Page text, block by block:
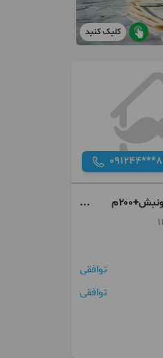
کلیک کنید
اجاره مغازه۱۵۰متر دونبش+۲۰۰م
توافقی
توافقی